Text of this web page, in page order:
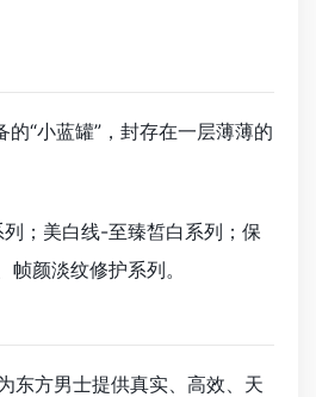
“小蓝罐”，封存在一层薄薄的
；美白线-至臻皙白系列；保
颜淡纹修护系列。
东方男士提供真实、高效、天